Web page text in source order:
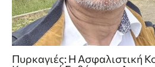
Πυρκαγιές: Η Ασφαλιστική